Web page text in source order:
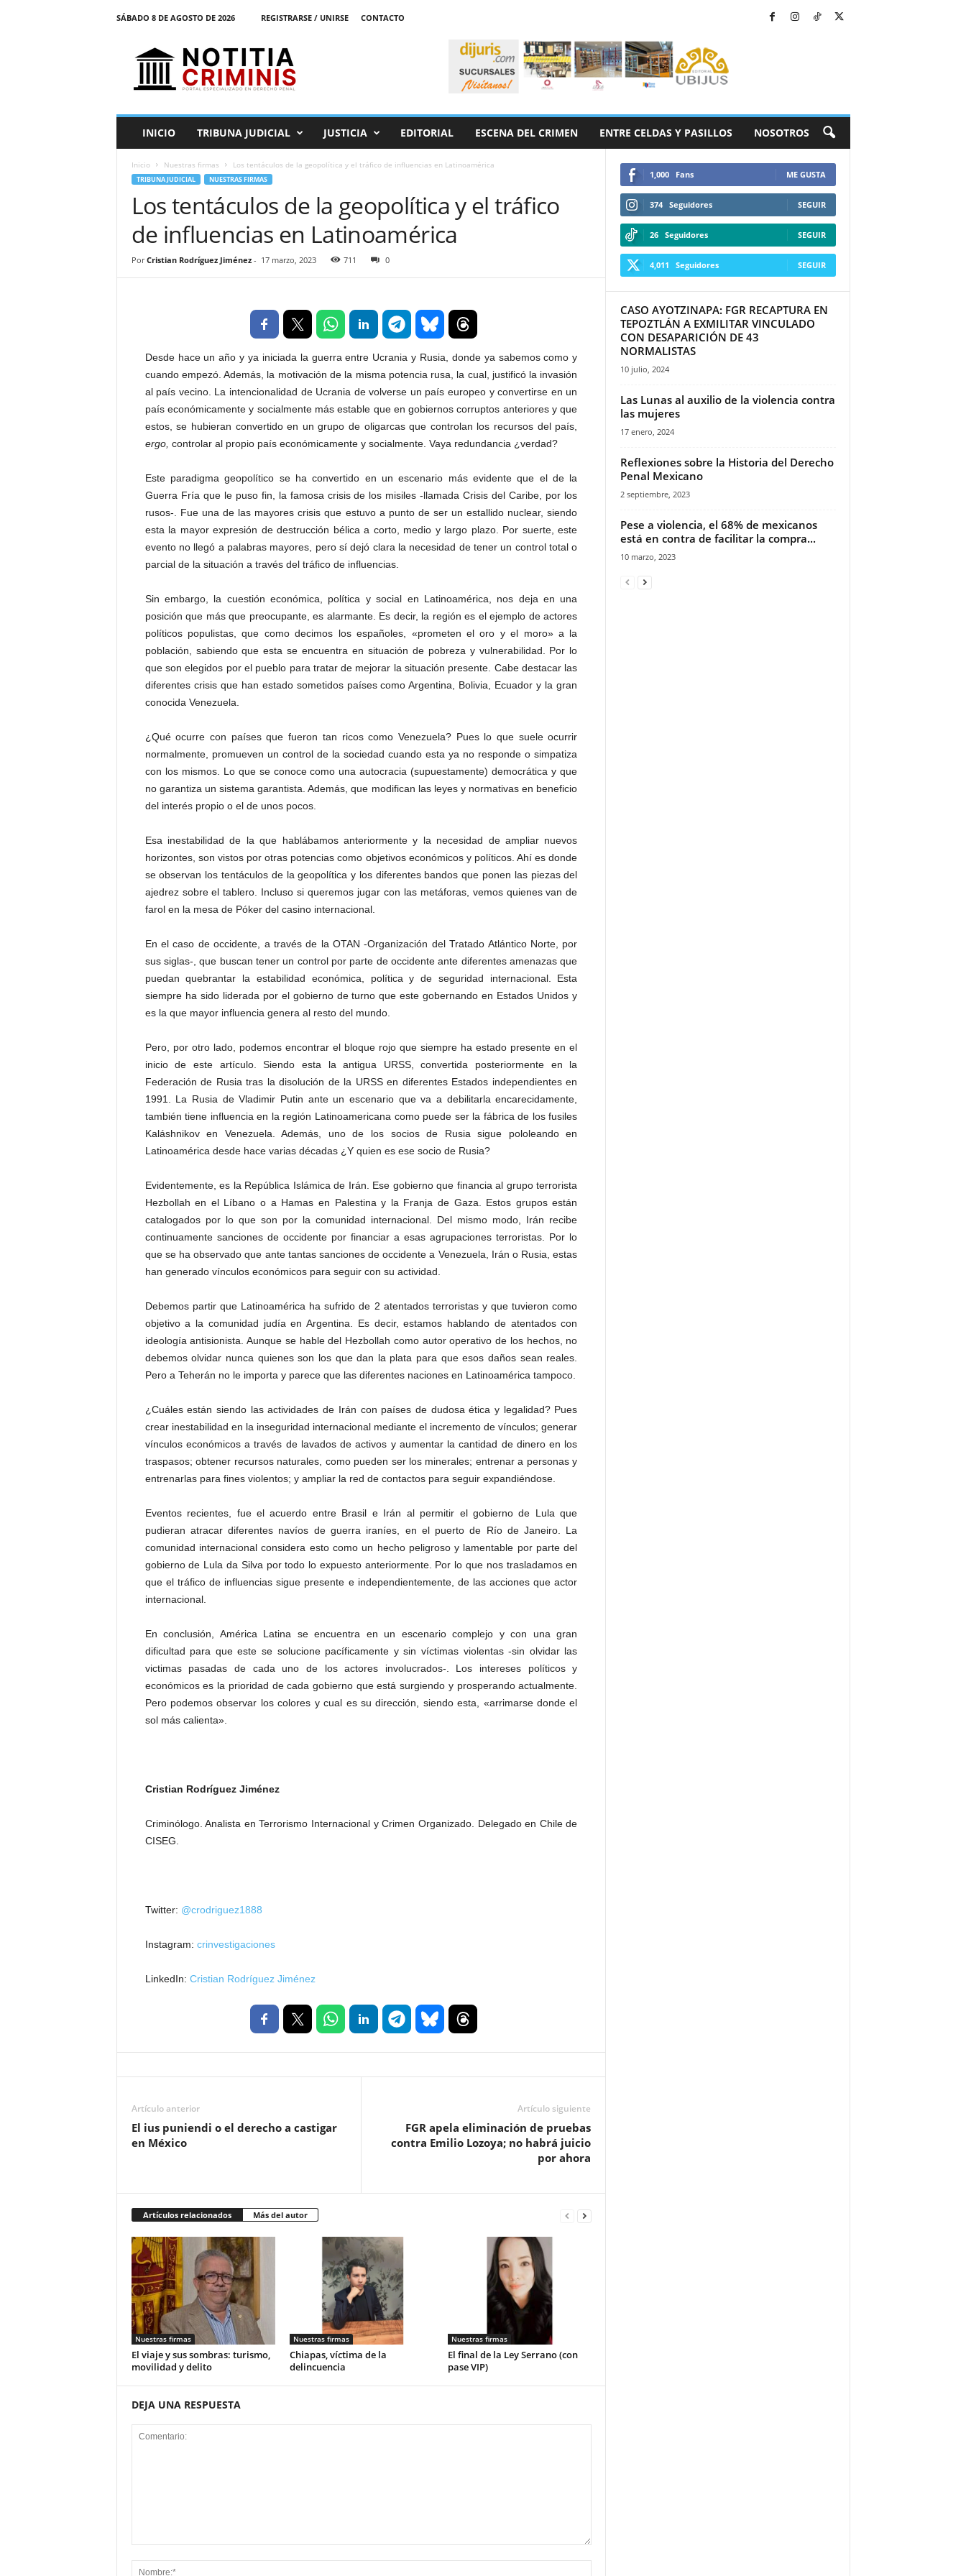
SÁBADO 8 DE AGOSTO DE 2026 REGISTRARSE / UNIRSE
CONTACTO
l
INICIO TRIBUNA JUDICIAL JUSTICIA EDITORIAL ESCENA DEL CRIMEN ENTRE CELDAS Y PASILLOS NOSOTROS
Inicio Nuestras firmas Los tentáculos de la geopolítica y el tráfico de influencias en Latinoamérica
TRIBUNA JUDICIAL NUESTRAS FIRMAS
Los tentáculos de la geopolítica y el tráfico
de influencias en Latinoamérica
Por Cristian Rodríguez Jiménez- 17 marzo, 2023 711 0
Desde hace un año y ya iniciada la guerra entre Ucrania y Rusia, donde ya sabemos como y
cuando empezó. Además, la motivación de la misma potencia rusa, la cual, justificó la invasión
al país vecino. La intencionalidad de Ucrania de volverse un país europeo y convertirse en un
país económicamente y socialmente más estable que en gobiernos corruptos anteriores y que
estos, se hubieran convertido en un grupo de oligarcas que controlan los recursos del país,
ergo, controlar al propio país económicamente y socialmente. Vaya redundancia ¿verdad?
Este paradigma geopolítico se ha convertido en un escenario más evidente que el de la
Guerra Fría que le puso fin, la famosa crisis de los misiles -llamada Crisis del Caribe, por los
rusos-. Fue una de las mayores crisis que estuvo a punto de ser un estallido nuclear, siendo
esta la mayor expresión de destrucción bélica a corto, medio y largo plazo. Por suerte, este
evento no llegó a palabras mayores, pero sí dejó clara la necesidad de tener un control total o
parcial de la situación a través del tráfico de influencias.
Sin embargo, la cuestión económica, política y social en Latinoamérica, nos deja en una
posición que más que preocupante, es alarmante. Es decir, la región es el ejemplo de actores
políticos populistas, que como decimos los españoles, «prometen el oro y el moro» a la
población, sabiendo que esta se encuentra en situación de pobreza y vulnerabilidad. Por lo
que son elegidos por el pueblo para tratar de mejorar la situación presente. Cabe destacar las
diferentes crisis que han estado sometidos países como Argentina, Bolivia, Ecuador y la gran
conocida Venezuela.
¿Qué ocurre con países que fueron tan ricos como Venezuela? Pues lo que suele ocurrir
normalmente, promueven un control de la sociedad cuando esta ya no responde o simpatiza
con los mismos. Lo que se conoce como una autocracia (supuestamente) democrática y que
no garantiza un sistema garantista. Además, que modifican las leyes y normativas en beneficio
del interés propio o el de unos pocos.
Esa inestabilidad de la que hablábamos anteriormente y la necesidad de ampliar nuevos
horizontes, son vistos por otras potencias como objetivos económicos y políticos. Ahí es donde
se observan los tentáculos de la geopolítica y los diferentes bandos que ponen las piezas del
ajedrez sobre el tablero. Incluso si queremos jugar con las metáforas, vemos quienes van de
farol en la mesa de Póker del casino internacional.
En el caso de occidente, a través de la OTAN -Organización del Tratado Atlántico Norte, por
sus siglas-, que buscan tener un control por parte de occidente ante diferentes amenazas que
puedan quebrantar la estabilidad económica, política y de seguridad internacional. Esta
siempre ha sido liderada por el gobierno de turno que este gobernando en Estados Unidos y
es la que mayor influencia genera al resto del mundo.
Pero, por otro lado, podemos encontrar el bloque rojo que siempre ha estado presente en el
inicio de este artículo. Siendo esta la antigua URSS, convertida posteriormente en la
Federación de Rusia tras la disolución de la URSS en diferentes Estados independientes en
1991. La Rusia de Vladimir Putin ante un escenario que va a debilitarla encarecidamente,
también tiene influencia en la región Latinoamericana como puede ser la fábrica de los fusiles
Kaláshnikov en Venezuela. Además, uno de los socios de Rusia sigue pololeando en
Latinoamérica desde hace varias décadas ¿Y quien es ese socio de Rusia?
Evidentemente, es la República Islámica de Irán. Ese gobierno que financia al grupo terrorista
Hezbollah en el Líbano o a Hamas en Palestina y la Franja de Gaza. Estos grupos están
catalogados por lo que son por la comunidad internacional. Del mismo modo, Irán recibe
continuamente sanciones de occidente por financiar a esas agrupaciones terroristas. Por lo
que se ha observado que ante tantas sanciones de occidente a Venezuela, Irán o Rusia, estas
han generado vínculos económicos para seguir con su actividad.
Debemos partir que Latinoamérica ha sufrido de 2 atentados terroristas y que tuvieron como
objetivo a la comunidad judía en Argentina. Es decir, estamos hablando de atentados con
ideología antisionista. Aunque se hable del Hezbollah como autor operativo de los hechos, no
debemos olvidar nunca quienes son los que dan la plata para que esos daños sean reales.
Pero a Teherán no le importa y parece que las diferentes naciones en Latinoamérica tampoco.
¿Cuáles están siendo las actividades de Irán con países de dudosa ética y legalidad? Pues
crear inestabilidad en la inseguridad internacional mediante el incremento de vínculos; generar
vínculos económicos a través de lavados de activos y aumentar la cantidad de dinero en los
traspasos; obtener recursos naturales, como pueden ser los minerales; entrenar a personas y
entrenarlas para fines violentos; y ampliar la red de contactos para seguir expandiéndose.
Eventos recientes, fue el acuerdo entre Brasil e Irán al permitir el gobierno de Lula que
pudieran atracar diferentes navíos de guerra iraníes, en el puerto de Río de Janeiro. La
comunidad internacional considera esto como un hecho peligroso y lamentable por parte del
gobierno de Lula da Silva por todo lo expuesto anteriormente. Por lo que nos trasladamos en
que el tráfico de influencias sigue presente e independientemente, de las acciones que actor
internacional.
En conclusión, América Latina se encuentra en un escenario complejo y con una gran
dificultad para que este se solucione pacíficamente y sin víctimas violentas -sin olvidar las
victimas pasadas de cada uno de los actores involucrados-. Los intereses políticos y
económicos es la prioridad de cada gobierno que está surgiendo y prosperando actualmente.
Pero podemos observar los colores y cual es su dirección, siendo esta, «arrimarse donde el
sol más calienta».
Cristian Rodríguez Jiménez
Criminólogo. Analista en Terrorismo Internacional y Crimen Organizado. Delegado en Chile de
CISEG.
Twitter: @crodriguez1888
Instagram: crinvestigaciones
LinkedIn: Cristian Rodríguez Jiménez
Artículo anterior
El ius puniendi o el derecho a castigar
en México
Artículo siguiente
FGR apela eliminación de pruebas
contra Emilio Lozoya; no habrá juicio
por ahora
Artículos relacionados Más del autor
Nuestras firmas
El viaje y sus sombras: turismo,
movilidad y delito
Nuestras firmas
Chiapas, víctima de la
delincuencia
Nuestras firmas
El final de la Ley Serrano (con
pase VIP)
DEJA UNA RESPUESTA
1,000 Fans ME GUSTA
374 Seguidores SEGUIR
26 Seguidores SEGUIR
4,011 Seguidores SEGUIR
CASO AYOTZINAPA: FGR RECAPTURA EN
TEPOZTLÁN A EXMILITAR VINCULADO
CON DESAPARICIÓN DE 43
NORMALISTAS
10 julio, 2024
Las Lunas al auxilio de la violencia contra
las mujeres
17 enero, 2024
Reflexiones sobre la Historia del Derecho
Penal Mexicano
2 septiembre, 2023
Pese a violencia, el 68% de mexicanos
está en contra de facilitar la compra...
10 marzo, 2023